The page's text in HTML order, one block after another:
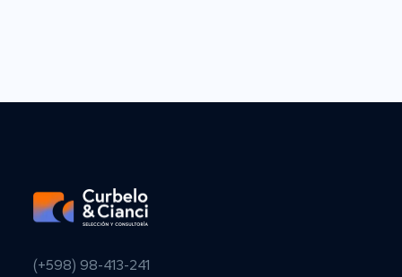
(+598) 98-413-241